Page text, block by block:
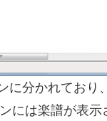
に分かれており
には楽譜が表示